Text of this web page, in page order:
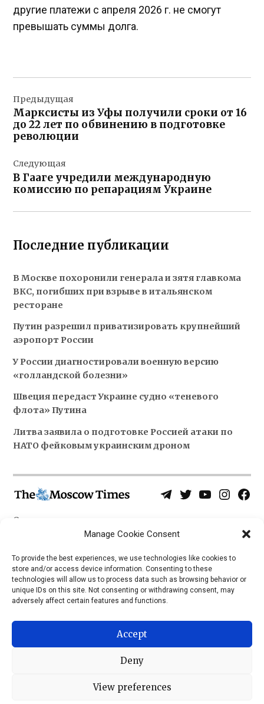
Manage Cookie Consent
To provide the best experiences, we use technologies like cookies to
store and/or access device information. Consenting to these
technologies will allow us to process data such as browsing behavior or
unique IDs on this site. Not consenting or withdrawing consent, may
adversely affect certain features and functions.
Accept
Deny
View preferences
другие платежи с апреля 2026 г. не смогут
превышать суммы долга.
по
записям
Предыдущая
Марксисты из Уфы получили сроки от 16
до 22 лет по обвинению в подготовке
революции
Следующая
В Гааге учредили международную
комиссию по репарациям Украине
Последние публикации
В Москве похоронили генерала и зятя главкома
ВКС, погибших при взрыве в итальянском
ресторане
Путин разрешил приватизировать крупнейший
аэропорт России
У России диагностировали военную версию
«голландской болезни»
Швеция передаст Украине судно «теневого
флота» Путина
Литва заявила о подготовке Россией атаки по
НАТО фейковым украинским дроном
Telegram
TwitterYouTubeInstagram
О нас
Политика конфиденциальности
iOS
Android